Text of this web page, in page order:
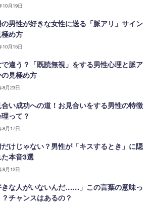
10月19日
男性が好きな女性に送る「脈アリ」サイン
め方
10月15日
で違う？「既読無視」をする男性心理と脈ア
の見極め方
8月23日
合い成功への道！お見合いをする男性の特徴
って？
8月17日
けじゃない？男性が「キスするとき」に隠
た本音3選
8月12日
きな人がいないんだ……」この言葉の意味っ
チャンスはあるの？